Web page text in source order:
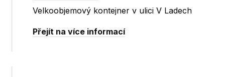
Velkoobjemový kontejner v ulici V Ladech
Přejít na více informací